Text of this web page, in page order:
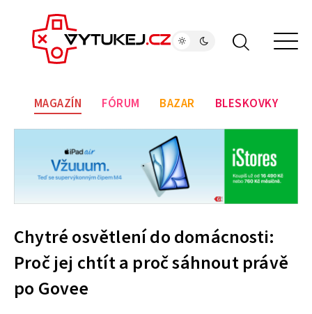
MAGAZÍN FÓRUM BAZAR BLESKOVKY
Chytré osvětlení do domácnosti:
Proč jej chtít a proč sáhnout právě
po Govee